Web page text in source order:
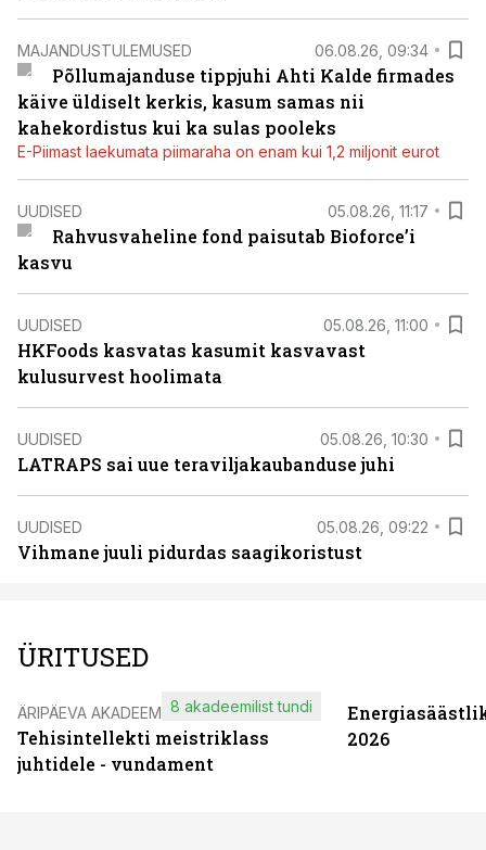
MAJANDUSTULEMUSED 06.08.26, 09:34
Põllumajanduse tippjuhi Ahti Kalde firmades
käive üldiselt kerkis, kasum samas nii
kahekordistus kui ka sulas pooleks
E-Piimast laekumata piimaraha on enam kui 1,2 miljonit eurot
UUDISED 05.08.26, 11:17
Rahvusvaheline fond paisutab Bioforce’i
kasvu
UUDISED 05.08.26, 11:00
HKFoods kasvatas kasumit kasvavast
kulusurvest hoolimata
UUDISED 05.08.26, 10:30
LATRAPS sai uue teraviljakaubanduse juhi
UUDISED 05.08.26, 09:22
Vihmane juuli pidurdas saagikoristust
ÜRITUSED
ÄRIPÄEVA AKADEEMIA
Tehisintellekti meistriklass
juhtidele - vundament
8 akadeemilist tundi
2026